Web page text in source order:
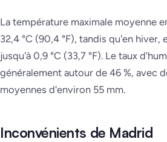
La température maximale moyenne
32,4 °C (90,4 °F), tandis qu'en
jusqu'à 0,9 °C (33,7 °F). Le taux
généralement autour de 46 %, avec
moyennes d'environ 55 mm.
Inconvénients de Madrid